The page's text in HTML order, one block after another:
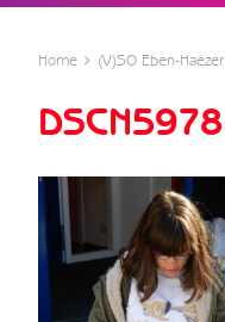
Home (V)SO Eben-Haëzer
DSCN5978